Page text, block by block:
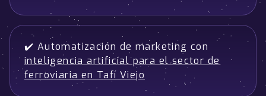
✔️ Automatización de marketing con
inteligencia artificial para el sector de
ferroviaria en Tafí Viejo